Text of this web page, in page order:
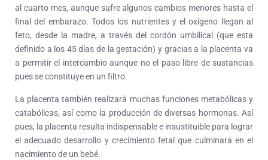
al cuarto mes, aunque sufre algunos cambios menores hasta el
final del embarazo. Todos los nutrientes y el oxígeno llegan al
feto, desde la madre, a través del cordón umbilical (que esta
definido a los 45 días de la gestación) y gracias a la placenta va
a permitir el intercambio aunque no el paso libre de sustancias
pues se constituye en un filtro.
La placenta también realizará muchas funciones metabólicas y
catabólicas, así como la producción de diversas hormonas. Así
pues, la placenta resulta indispensable e insustituible para lograr
el adecuado desarrollo y crecimiento fetal que culminará en el
nacimiento de un bebé.